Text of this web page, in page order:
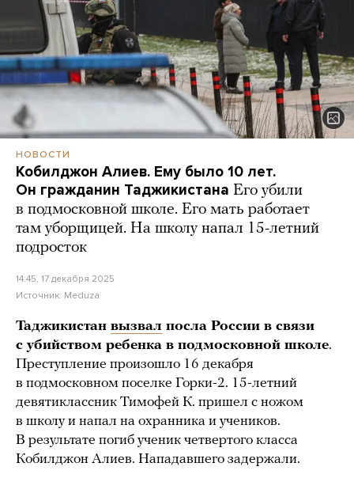
НОВОСТИ
Кобилджон Алиев. Ему было 10 лет.
Он гражданин Таджикистана Его убили
в подмосковной школе. Его мать работает
там уборщицей. На школу напал 15-летний
подросток
14:45, 17 декабря 2025
Источник: Meduza
Таджикистан вызвал посла России в связи
с убийством ребенка в подмосковной школе.
Преступление произошло 16 декабря
в подмосковном поселке Горки-2. 15-летний
девятиклассник Тимофей К. пришел с ножом
в школу и напал на охранника и учеников.
В результате погиб ученик четвертого класса
Кобилджон Алиев. Нападавшего задержали.